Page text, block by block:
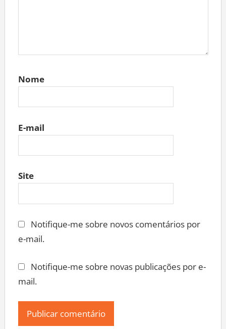
Nome
E-mail
Site
Notifique-me sobre novos comentários por
e-mail.
Notifique-me sobre novas publicações por e-
mail.